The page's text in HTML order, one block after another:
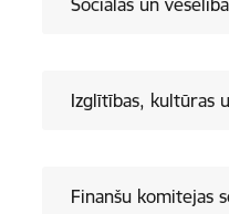
Sociālās un
Izglītības, kultūras
Finanšu komitejas